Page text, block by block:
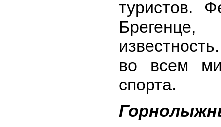
туристов.
во всем
спорта.